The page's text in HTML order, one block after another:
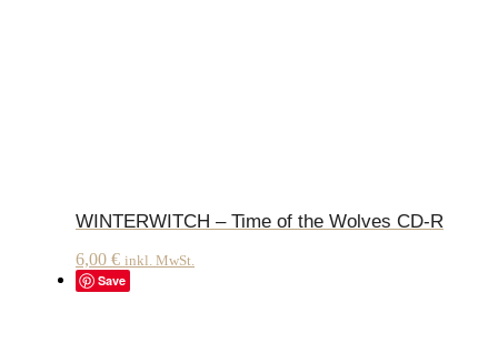
WINTERWITCH – Time of the Wolves CD-R
6,00 € inkl. MwSt.
Save